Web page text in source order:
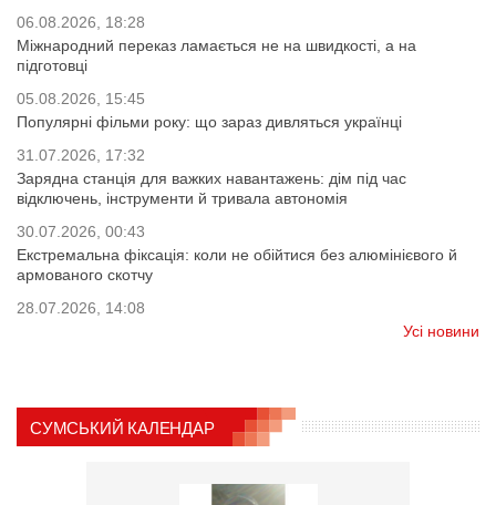
06.08.2026, 18:28
Міжнародний переказ ламається не на швидкості, а на
підготовці
05.08.2026, 15:45
Популярні фільми року: що зараз дивляться українці
31.07.2026, 17:32
Зарядна станція для важких навантажень: дім під час
відключень, інструменти й тривала автономія
30.07.2026, 00:43
Екстремальна фіксація: коли не обійтися без алюмінієвого й
армованого скотчу
28.07.2026, 14:08
Усі новини
СУМСЬКИЙ КАЛЕНДАР